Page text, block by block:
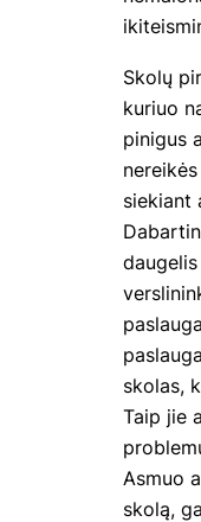
Skolų
kuriuo
pinigus
siekiant
skolas,
Taip jie
Asmuo
skolą,